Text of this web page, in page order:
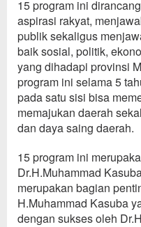
15 program ini
aspirasi rakyat,
publik sekaligus
baik sosial, politik,
yang dihadapi provinsi
program ini selama 5
pada satu sisi bisa
memajukan daerah
dan daya saing daerah.
15 program ini
Dr.H.Muhammad
merupakan bagian
H.Muhammad Kasuba
dengan sukses oleh